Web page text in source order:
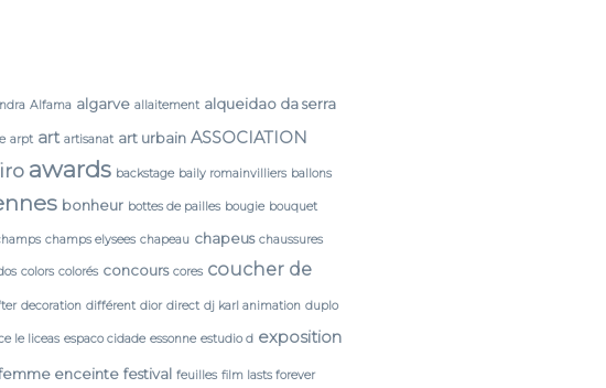
Alfama algarve allaitement alqueidao da serra
arpt art artisanat art urbain ASSOCIATION
awards backstage baily romainvilliers ballons
bonheur bottes de pailles bougie bouquet
champs elysees chapeau chapeus chaussures
colors colorés concours cores coucher de
decoration différent dior direct dj karl animation duplo
le liceas espaco cidade essonne estudio d exposition
enceinte festival feuilles film lasts forever